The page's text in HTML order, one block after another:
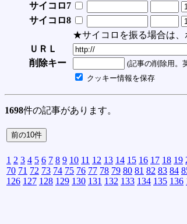
サイコロ7
サイコロ8
★サイコロを振る場合は、
ＵＲＬ
削除キー
(記事の削除用。
クッキー情報を保存
1698件の記事があります。
1 2 3 4 5 6 7 8 9 10 11 12 13 14 15 16 17 18 19
70 71 72 73 74 75 76 77 78 79 80 81 82 83 84
126 127 128 129 130 131 132 133 134 135 136